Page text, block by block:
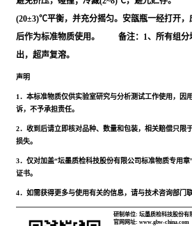
(20±3)℃平衡，并充分摇匀。安瓿瓶一经打开
后作为标准物质使用。 备注：1、所有组分
出，超声复溶。
声明
1．本标准物质仅供实验室研究与分析测试工作使用，因
诉，不予承担责任。
2．收到后请立即核对品种、数量和包装，相关赔偿只限
损失。
3．仅对加盖“坛墨质检科技股份有限公司标准物质专用
证书。
4．如需获得更多与使用有关的信息，请与技术咨询部门联
研制单位: 坛墨质检科技股份有
官网网址: www.gbw-china.com